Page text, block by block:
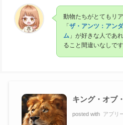
動物たちがとてもリ
「 ザ・アンツ：アン
ム」が好きな人であ
ること間違いなしです
キング・オブ
posted with アプリ